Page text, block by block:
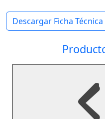
Descargar Ficha Técnica